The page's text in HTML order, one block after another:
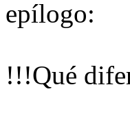
epílogo:
!!!Qué